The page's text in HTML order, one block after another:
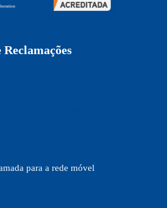
para a rede móvel